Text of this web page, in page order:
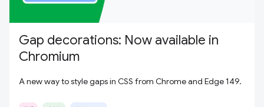
Gap decorations: Now available in
Chromium
A new way to style gaps in CSS from Chrome and Edge 149.